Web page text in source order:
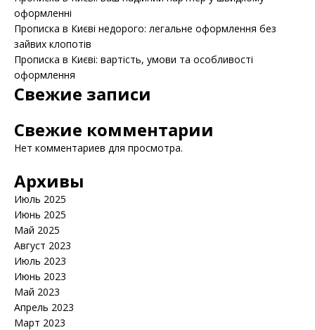
оформленні
Прописка в Києві недорого: легальне оформлення без
зайвих клопотів
Прописка в Києві: вартість, умови та особливості
оформлення
Свежие записи
Свежие комментарии
Нет комментариев для просмотра.
Архивы
Июль 2025
Июнь 2025
Май 2025
Август 2023
Июль 2023
Июнь 2023
Май 2023
Апрель 2023
Март 2023